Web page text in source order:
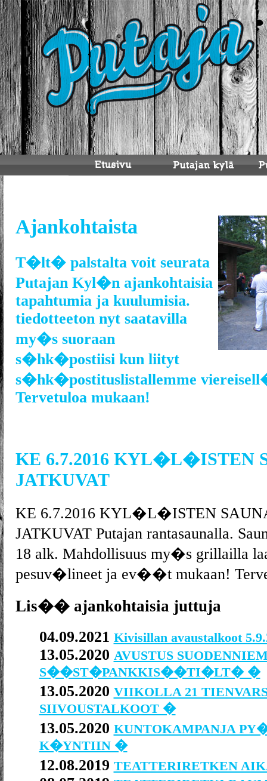
Ajankohtaista
T�lt� palstalta voit seurata
Putajan Kyl�n ajankohtaisia
tapahtumia ja kuulumisia.
tiedotteeton nyt saatavilla
my�s suoraan
s�hk�postiisi kun liityt
s�hk�postituslistallemme
Tervetuloa mukaan!
KE 6.7.2016 KYL�L�ISTEN
JATKUVAT
KE 6.7.2016 KYL�L�ISTEN
JATKUVAT Putajan rantasaunalla.
18 alk. Mahdollisuus my�s grillailla
pesuv�lineet ja ev��t mukaan!
Lis�� ajankohtaisia juttuja
04.09.2021 Kivisillan avaustalkoot
13.05.2020 AVUSTUS
S��ST�PANKKIS��TI�LT� �
13.05.2020 VIIKOLLA 21
SIIVOUSTALKOOT �
13.05.2020 KUNTOKAMPANJA
K�YNTIIN �
12.08.2019 TEATTERIRETKEN